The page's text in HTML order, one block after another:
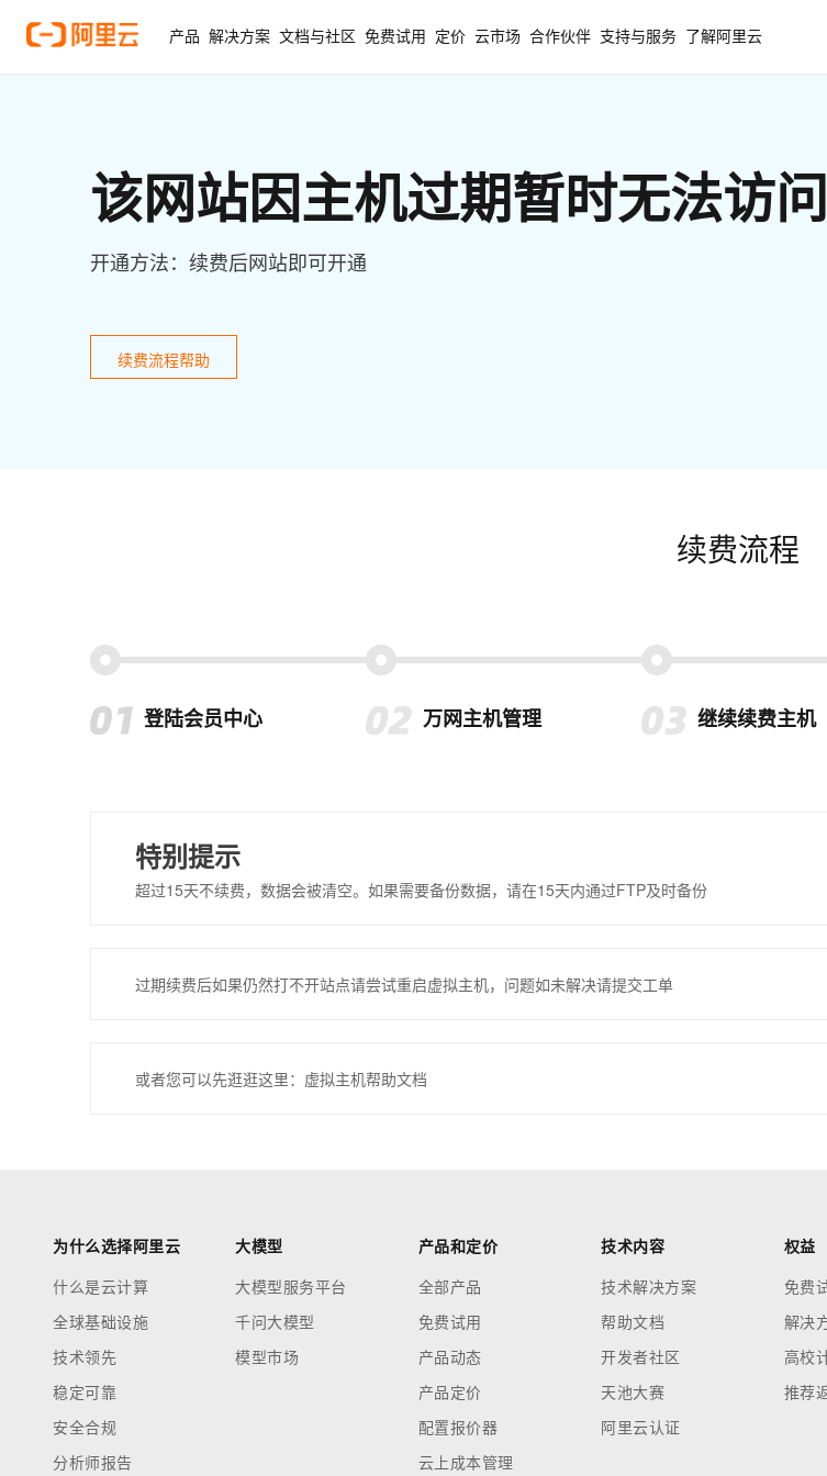
产品 解决方案 文档与社区 免费试用 定价 云市场 合作伙伴 支持与服务 了解阿里云
该网站因主机过期暂时无法访问
开通方法：续费后网站即可开通
续费流程帮助
续费流程
登陆会员中心 万网主机管理 继续续费主机
特别提示
超过15天不续费，数据会被清空。如果需要备份数据，请在15天内通过FTP及时备份
过期续费后如果仍然打不开站点请尝试重启虚拟主机，问题如未解决请提交工单
或者您可以先逛逛这里：虚拟主机帮助文档